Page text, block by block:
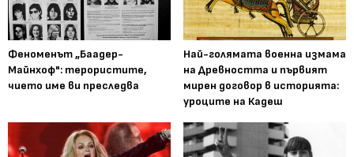
Феноменът „Баадер-
Майнхоф": терористите,
чието име ви преследва
Най-голямата военна измама
на Древността и първият
мирен договор в историята:
уроците на Кадеш